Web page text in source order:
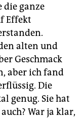
die ganze
Effekt
alten und
Geschmack
aber ich fand
Die
genug. Sie hat
War ja klar,